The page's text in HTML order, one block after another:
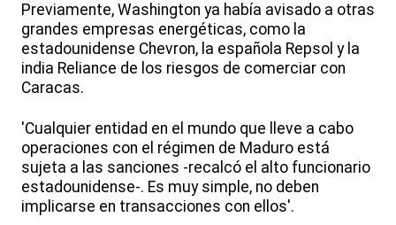
Previamente, Washington ya había avisado a otras
grandes empresas energéticas, como la
estadounidense Chevron, la española Repsol y la
india Reliance de los riesgos de comerciar con
Caracas.
'Cualquier entidad en el mundo que lleve a cabo
operaciones con el régimen de Maduro está
sujeta a las sanciones -recalcó el alto funcionario
estadounidense-. Es muy simple, no deben
implicarse en transacciones con ellos'.